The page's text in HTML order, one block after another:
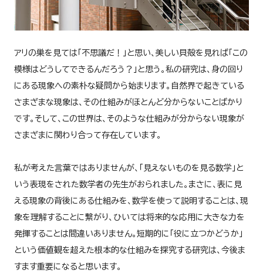
アリの巣を見ては「不思議だ！」と思い、美しい貝殻を見れば「この
模様はどうしてできるんだろう？」と思う。私の研究は、身の回り
にある現象への素朴な疑問から始まります。自然界で起きている
さまざまな現象は、その仕組みがほとんど分からないことばかり
です。そして、この世界は、そのような仕組みが分からない現象が
さまざまに関わり合って存在しています。
私が考えた言葉ではありませんが、「見えないものを見る数学」と
いう表現をされた数学者の先生がおられました。まさに、表に見
える現象の背後にある仕組みを、数学を使って説明することは、現
象を理解することに繋がり、ひいては将来的な応用に大きな力を
発揮することは間違いありません。短期的に「役に立つかどうか」
という価値観を超えた根本的な仕組みを探究する研究は、今後ま
すます重要になると思います。